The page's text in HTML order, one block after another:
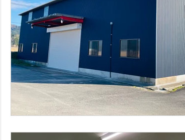
令和元年10月09日
本社営業所で
防火訓練を実施しました。
岡田康さんがリーダーです。
主に、消火器の使い方の訓練です。